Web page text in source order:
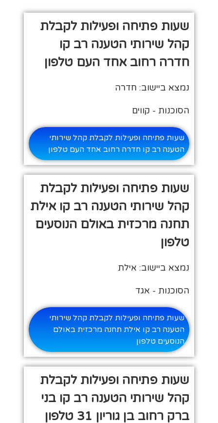
שעות פתיחה ופעילות לקבלת
קהל שירותי הטענה רב קו
חדרה רחוב אחד העם טלפון
נמצא ביישוב: חדרה
הסוכנות - קווים
שעות פתיחה ופעילות לקבלת קהל שירותי
הטענה רב קו חדרה רחוב אחד העם טלפון
שעות פתיחה ופעילות לקבלת
קהל שירותי הטענה רב קו אילת
תחנה מרכזית באולם הנוסעים
טלפון
נמצא ביישוב: אילת
הסוכנות - אגד
שעות פתיחה ופעילות לקבלת קהל שירותי
הטענה רב קו אילת תחנה מרכזית באולם
הנוסעים טלפון
שעות פתיחה ופעילות לקבלת
קהל שירותי הטענה רב קו בני
ברק רחוב בן גוריון 31 טלפון